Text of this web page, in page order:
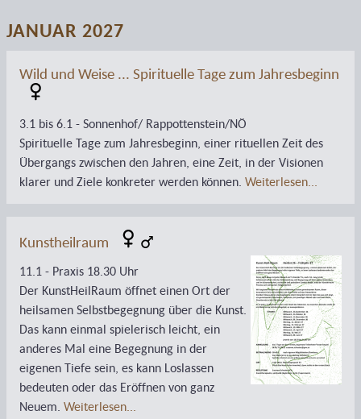
JANUAR 2027
Wild und Weise ... Spirituelle Tage zum Jahresbeginn
3.1 bis 6.1 - Sonnenhof/ Rappottenstein/NÖ
Spirituelle Tage zum Jahresbeginn, einer rituellen Zeit des
Übergangs zwischen den Jahren, eine Zeit, in der Visionen
klarer und Ziele konkreter werden können. Weiterlesen...
Kunstheilraum
11.1 - Praxis 18.30 Uhr
Der KunstHeilRaum öffnet einen Ort der
heilsamen Selbstbegegnung über die Kunst.
Das kann einmal spielerisch leicht, ein
anderes Mal eine Begegnung in der
eigenen Tiefe sein, es kann Loslassen
bedeuten oder das Eröffnen von ganz
Neuem. Weiterlesen...